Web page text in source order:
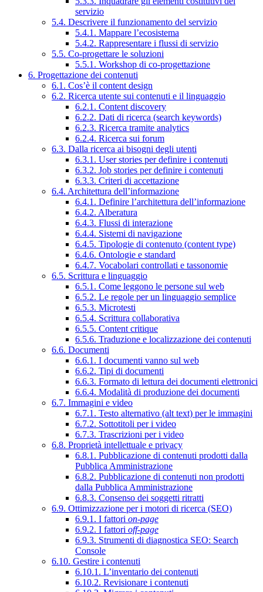
servizio
5.4. Descrivere il funzionamento del servizio
5.4.1. Mappare l’ecosistema
5.4.2. Rappresentare i flussi di servizio
5.5. Co-progettare le soluzioni
5.5.1. Workshop di co-progettazione
6. Progettazione dei contenuti
6.1. Cos’è il content design
6.2. Ricerca utente sui contenuti e il linguaggio
6.2.1. Content discovery
6.2.2. Dati di ricerca (search keywords)
6.2.3. Ricerca tramite analytics
6.2.4. Ricerca sui forum
6.3. Dalla ricerca ai bisogni degli utenti
6.3.1. User stories per definire i contenuti
6.3.2. Job stories per definire i contenuti
6.3.3. Criteri di accettazione
6.4. Architettura dell’informazione
6.4.1. Definire l’architettura dell’informazione
6.4.2. Alberatura
6.4.3. Flussi di interazione
6.4.4. Sistemi di navigazione
6.4.5. Tipologie di contenuto (content type)
6.4.6. Ontologie e standard
6.4.7. Vocabolari controllati e tassonomie
6.5. Scrittura e linguaggio
6.5.1. Come leggono le persone sul web
6.5.2. Le regole per un linguaggio semplice
6.5.3. Microtesti
6.5.4. Scrittura collaborativa
6.5.5. Content critique
6.5.6. Traduzione e localizzazione dei contenuti
6.6. Documenti
6.6.1. I documenti vanno sul web
6.6.2. Tipi di documenti
6.6.3. Formato di lettura dei documenti elettronici
6.6.4. Modalità di produzione dei documenti
6.7. Immagini e video
6.7.1. Testo alternativo (alt text) per le immagini
6.7.2. Sottotitoli per i video
6.7.3. Trascrizioni per i video
6.8. Proprietà intellettuale e privacy
6.8.1. Pubblicazione di contenuti prodotti dalla
Pubblica Amministrazione
6.8.2. Pubblicazione di contenuti non prodotti
dalla Pubblica Amministrazione
6.8.3. Consenso dei soggetti ritratti
6.9. Ottimizzazione per i motori di ricerca (SEO)
6.9.1. I fattori on-page
6.9.2. I fattori off-page
6.9.3. Strumenti di diagnostica SEO: Search
Console
6.10. Gestire i contenuti
6.10.1. L’inventario dei contenuti
6.10.2. Revisionare i contenuti